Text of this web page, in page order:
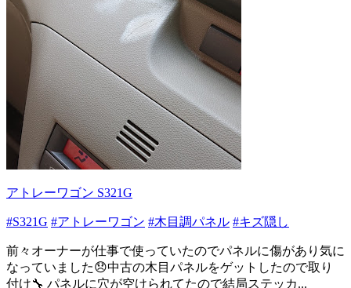
アトレーワゴン S321G
#S321G #アトレーワゴン #木目調パネル #キズ隠し
前々オーナーが仕事で使っていたのでパネルに傷があり気に
なっていました😞中古の木目パネルをゲットしたので取り
付け🔧 パネルに穴が空けられてたので結局ステッカ...